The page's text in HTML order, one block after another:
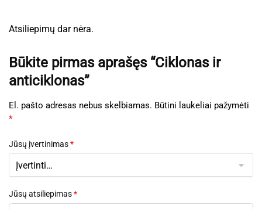
Atsiliepimų dar nėra.
Būkite pirmas aprašęs “Ciklonas ir
anticiklonas”
El. pašto adresas nebus skelbiamas. Būtini laukeliai pažymėti
*
Jūsų įvertinimas*
Jūsų atsiliepimas*